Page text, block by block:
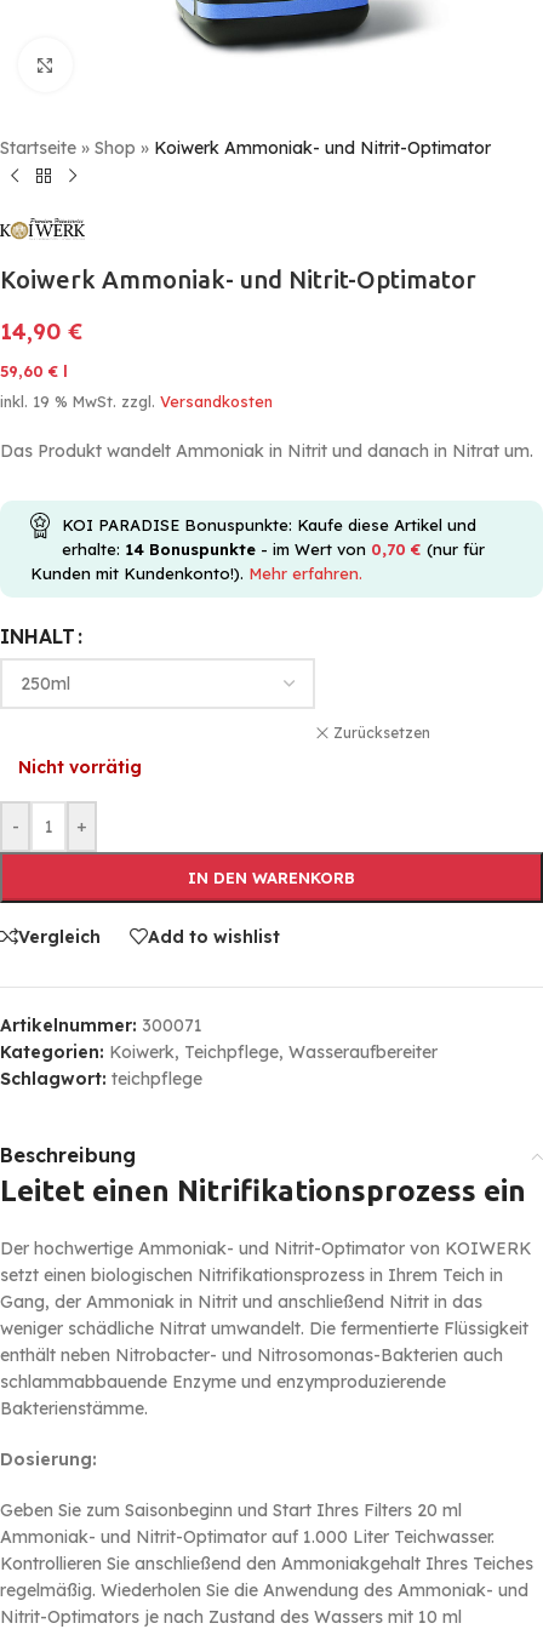
Startseite » Shop » Koiwerk Ammoniak- und Nitrit-Optimator
Koiwerk Ammoniak- und Nitrit-Optimator
14,90 €
59,60 € l
inkl. 19 % MwSt. zzgl. Versandkosten
Das Produkt wandelt Ammoniak in Nitrit und danach in Nitrat um.
KOI PARADISE Bonuspunkte: Kaufe diese Artikel und
erhalte: 14 Bonuspunkte - im Wert von 0,70 € (nur für
Kunden mit Kundenkonto!). Mehr erfahren.
INHALT
Zurücksetzen
Nicht vorrätig
- +
IN DEN WARENKORB
Vergleich Add to wishlist
Artikelnummer: 300071
Kategorien: Koiwerk, Teichpflege, Wasseraufbereiter
Schlagwort: teichpflege
Beschreibung
Leitet einen Nitrifikationsprozess ein
Der hochwertige Ammoniak- und Nitrit-Optimator von KOIWERK
setzt einen biologischen Nitrifikationsprozess in Ihrem Teich in
Gang, der Ammoniak in Nitrit und anschließend Nitrit in das
weniger schädliche Nitrat umwandelt. Die fermentierte Flüssigkeit
enthält neben Nitrobacter- und Nitrosomonas-Bakterien auch
schlammabbauende Enzyme und enzymproduzierende
Bakterienstämme.
Dosierung:
Geben Sie zum Saisonbeginn und Start Ihres Filters 20 ml
Ammoniak- und Nitrit-Optimator auf 1.000 Liter Teichwasser.
Kontrollieren Sie anschließend den Ammoniakgehalt Ihres Teiches
regelmäßig. Wiederholen Sie die Anwendung des Ammoniak- und
Nitrit-Optimators je nach Zustand des Wassers mit 10 ml